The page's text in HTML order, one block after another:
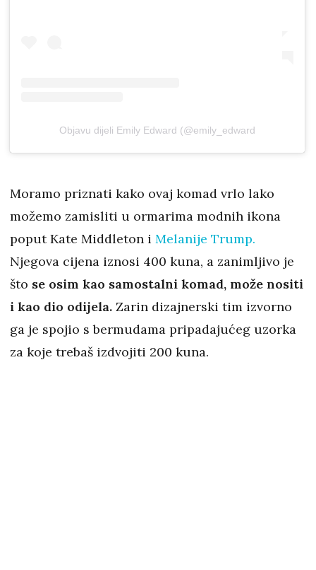
Objavu dijeli Emily Edward (@emily_edward
Moramo priznati kako ovaj komad vrlo lako
možemo zamisliti u ormarima modnih ikona
poput Kate Middleton i Melanije Trump.
Njegova cijena iznosi 400 kuna, a zanimljivo je
što se osim kao samostalni komad, može nositi
i kao dio odijela. Zarin dizajnerski tim izvorno
ga je spojio s bermudama pripadajućeg uzorka
za koje trebaš izdvojiti 200 kuna.